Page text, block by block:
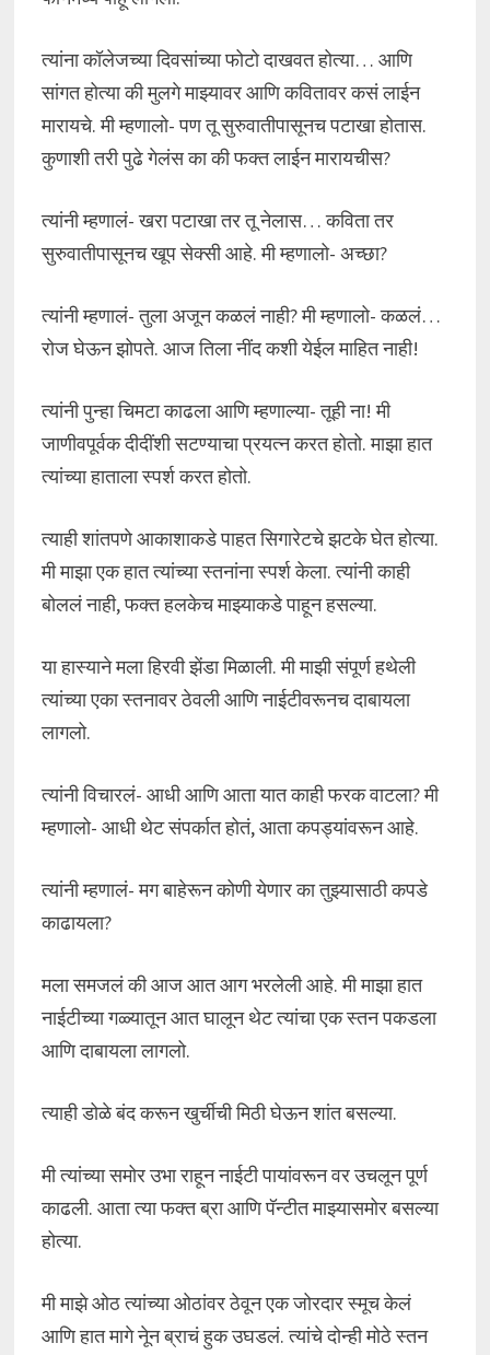
त्यांना कॉलेजच्या दिवसांच्या फोटो दाखवत होत्या… आणि
सांगत होत्या की मुलगे माझ्यावर आणि कवितावर कसं लाईन
मारायचे. मी म्हणालो- पण तू सुरुवातीपासूनच पटाखा होतास.
कुणाशी तरी पुढे गेलंस का की फक्त लाईन मारायचीस?
त्यांनी म्हणालं- खरा पटाखा तर तू नेलास… कविता तर
सुरुवातीपासूनच खूप सेक्सी आहे. मी म्हणालो- अच्छा?
त्यांनी म्हणालं- तुला अजून कळलं नाही? मी म्हणालो- कळलं…
रोज घेऊन झोपते. आज तिला नींद कशी येईल माहित नाही!
त्यांनी पुन्हा चिमटा काढला आणि म्हणाल्या- तूही ना! मी
जाणीवपूर्वक दीदींशी सटण्याचा प्रयत्न करत होतो. माझा हात
त्यांच्या हाताला स्पर्श करत होतो.
त्याही शांतपणे आकाशाकडे पाहत सिगारेटचे झटके घेत होत्या.
मी माझा एक हात त्यांच्या स्तनांना स्पर्श केला. त्यांनी काही
बोललं नाही, फक्त हलकेच माझ्याकडे पाहून हसल्या.
या हास्याने मला हिरवी झेंडा मिळाली. मी माझी संपूर्ण हथेली
त्यांच्या एका स्तनावर ठेवली आणि नाईटीवरूनच दाबायला
लागलो.
त्यांनी विचारलं- आधी आणि आता यात काही फरक वाटला? मी
म्हणालो- आधी थेट संपर्कात होतं, आता कपड्यांवरून आहे.
त्यांनी म्हणालं- मग बाहेरून कोणी येणार का तुझ्यासाठी कपडे
काढायला?
मला समजलं की आज आत आग भरलेली आहे. मी माझा हात
नाईटीच्या गळ्यातून आत घालून थेट त्यांचा एक स्तन पकडला
आणि दाबायला लागलो.
त्याही डोळे बंद करून खुर्चीची मिठी घेऊन शांत बसल्या.
मी त्यांच्या समोर उभा राहून नाईटी पायांवरून वर उचलून पूर्ण
काढली. आता त्या फक्त ब्रा आणि पॅन्टीत माझ्यासमोर बसल्या
होत्या.
मी माझे ओठ त्यांच्या ओठांवर ठेवून एक जोरदार स्मूच केलं
आणि हात मागे नेून ब्राचं हुक उघडलं. त्यांचे दोन्ही मोठे स्तन